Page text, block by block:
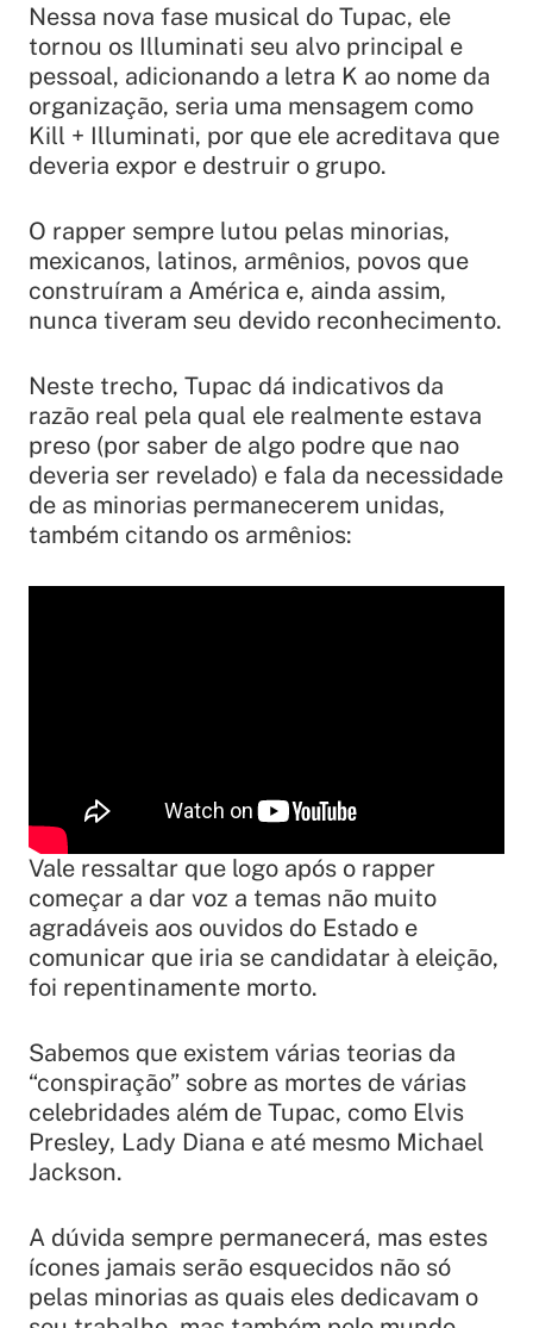
Nessa nova fase musical do Tupac, ele
tornou os Illuminati seu alvo principal e
pessoal, adicionando a letra K ao nome da
organização, seria uma mensagem como
Kill + Illuminati, por que ele acreditava que
deveria expor e destruir o grupo.
O rapper sempre lutou pelas minorias,
mexicanos, latinos, armênios, povos que
construíram a América e, ainda assim,
nunca tiveram seu devido reconhecimento.
Neste trecho, Tupac dá indicativos da
razão real pela qual ele realmente estava
preso (por saber de algo podre que nao
deveria ser revelado) e fala da necessidade
de as minorias permanecerem unidas,
também citando os armênios:
Vale ressaltar que logo após o rapper
começar a dar voz a temas não muito
agradáveis aos ouvidos do Estado e
comunicar que iria se candidatar à eleição,
foi repentinamente morto.
Sabemos que existem várias teorias da
“conspiração” sobre as mortes de várias
celebridades além de Tupac, como Elvis
Presley, Lady Diana e até mesmo Michael
Jackson.
A dúvida sempre permanecerá, mas estes
ícones jamais serão esquecidos não só
pelas minorias as quais eles dedicavam o